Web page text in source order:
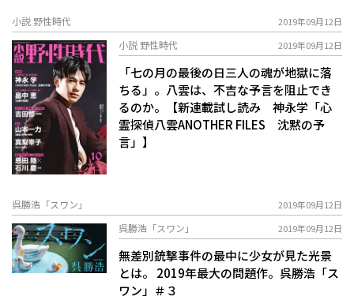
小説 野性時代 2019年09月12日
小説 野性時代 2019年09月12日
「七の月の最後の日――三人の魂が地獄に落
ちる」。八雲は、不吉な予言を阻止でき
るのか。【新連載試し読み 神永学「心
霊探偵八雲ANOTHER FILES 沈黙の予
言」】
呉勝浩「スワン」 2019年09月12日
呉勝浩「スワン」 2019年09月12日
無差別銃撃事件の最中に少女が見た光景
とは――。 2019年最大の問題作。呉勝浩「ス
ワン」＃３